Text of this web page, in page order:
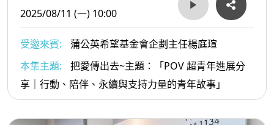
2025/08/11 (一) 10:00
受邀來賓:
蒲公英希望基金會企劃主任楊庭瑄
本集主題:
把愛傳出去~主題：「POV 超青年進展分
享｜行動、陪伴、永續與支持力量的青年故事」